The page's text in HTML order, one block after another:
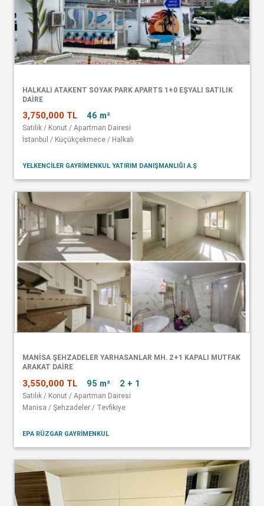
HALKALI ATAKENT SOYAK PARK APARTS 1+0 EŞYALI SATILIK
DAİRE
3,750,000 TL 46 m²
Satılık / Konut / Apartman Dairesi
İstanbul / Küçükçekmece / Halkalı
YELKENCİLER GAYRİMENKUL YATIRIM DANIŞMANLIĞI A.Ş
MANISA ŞEHZADELER YARHASANLAR MH. 2+1 KAPALI MUTFAK
ARAKAT DAIRE
3,550,000 TL 95 m² 2 + 1
Satılık / Konut / Apartman Dairesi
Manisa / Şehzadeler / Tevfikiye
EPA RÜZGAR GAYRİMENKUL